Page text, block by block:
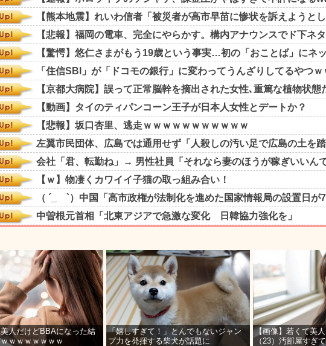
美人だけどBBAになった結
ｗｗｗｗｗｗｗ
「嬉しすぎて！」とんでもないジャン
プ力を発揮する柴犬が話題に
【画像】若くて美
（23）汚部屋すぎ